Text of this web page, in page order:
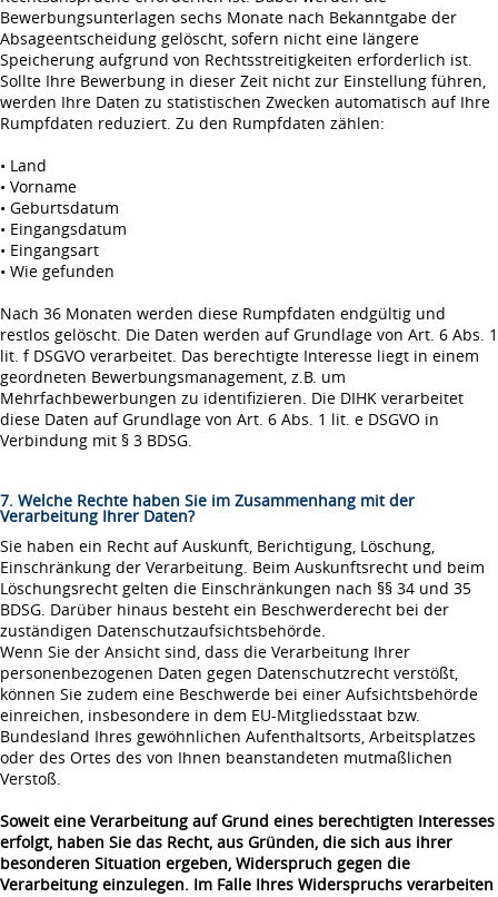
Bewerbungsunterlagen sechs Monate nach Bekanntgabe der
Absageentscheidung gelöscht, sofern nicht eine längere
Speicherung aufgrund von Rechtsstreitigkeiten erforderlich ist.
Sollte Ihre Bewerbung in dieser Zeit nicht zur Einstellung führen,
werden Ihre Daten zu statistischen Zwecken automatisch auf Ihre
Rumpfdaten reduziert. Zu den Rumpfdaten zählen:
• Land
• Vorname
• Geburtsdatum
• Eingangsdatum
• Eingangsart
• Wie gefunden
Nach 36 Monaten werden diese Rumpfdaten endgültig und
restlos gelöscht. Die Daten werden auf Grundlage von Art. 6 Abs. 1
lit. f DSGVO verarbeitet. Das berechtigte Interesse liegt in einem
geordneten Bewerbungsmanagement, z.B. um
Mehrfachbewerbungen zu identifizieren. Die DIHK verarbeitet
diese Daten auf Grundlage von Art. 6 Abs. 1 lit. e DSGVO in
Verbindung mit § 3 BDSG.
7. Welche Rechte haben Sie im Zusammenhang mit der
Verarbeitung Ihrer Daten?
Sie haben ein Recht auf Auskunft, Berichtigung, Löschung,
Einschränkung der Verarbeitung. Beim Auskunftsrecht und beim
Löschungsrecht gelten die Einschränkungen nach §§ 34 und 35
BDSG. Darüber hinaus besteht ein Beschwerderecht bei der
zuständigen Datenschutzaufsichtsbehörde.
Wenn Sie der Ansicht sind, dass die Verarbeitung Ihrer
personenbezogenen Daten gegen Datenschutzrecht verstößt,
können Sie zudem eine Beschwerde bei einer Aufsichtsbehörde
einreichen, insbesondere in dem EU-Mitgliedsstaat bzw.
Bundesland Ihres gewöhnlichen Aufenthaltsorts, Arbeitsplatzes
oder des Ortes des von Ihnen beanstandeten mutmaßlichen
Verstoß.
Soweit eine Verarbeitung auf Grund eines berechtigten Interesses
erfolgt, haben Sie das Recht, aus Gründen, die sich aus ihrer
besonderen Situation ergeben, Widerspruch gegen die
Verarbeitung einzulegen. Im Falle Ihres Widerspruchs verarbeiten